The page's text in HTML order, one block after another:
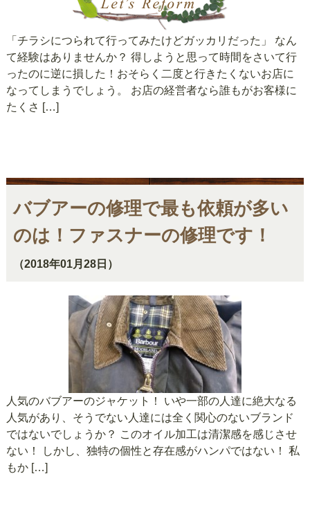
「チラシにつられて行ってみたけどガッカリだった」 なん
て経験はありませんか？ 得しようと思って時間をさいて行
ったのに逆に損した！おそらく二度と行きたくないお店に
なってしまうでしょう。 お店の経営者なら誰もがお客様に
たくさ […]
バブアーの修理で最も依頼が多い
のは！ファスナーの修理です！
（2018年01月28日）
人気のバブアーのジャケット！ いや一部の人達に絶大なる
人気があり、そうでない人達には全く関心のないブランド
ではないでしょうか？ このオイル加工は清潔感を感じさせ
ない！ しかし、独特の個性と存在感がハンパではない！ 私
もか […]